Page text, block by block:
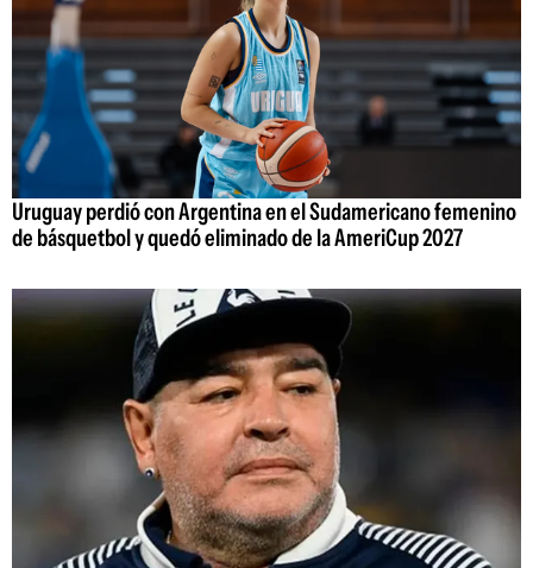
Uruguay perdió con Argentina en el Sudamericano femenino
de básquetbol y quedó eliminado de la AmeriCup 2027